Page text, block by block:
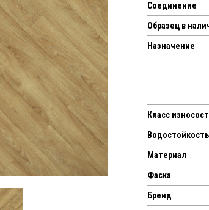
Соединение
Образец в
Назначение
Класс
Водостойкость
Материал
Фаска
Бренд